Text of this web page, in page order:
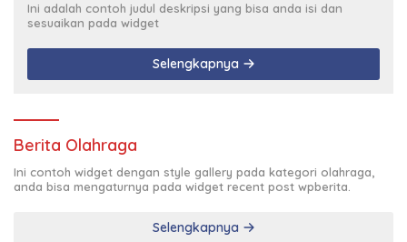
Ini adalah contoh judul deskripsi yang bisa anda isi dan
sesuaikan pada widget
Selengkapnya
Berita Olahraga
Ini contoh widget dengan style gallery pada kategori olahraga,
anda bisa mengaturnya pada widget recent post wpberita.
Selengkapnya